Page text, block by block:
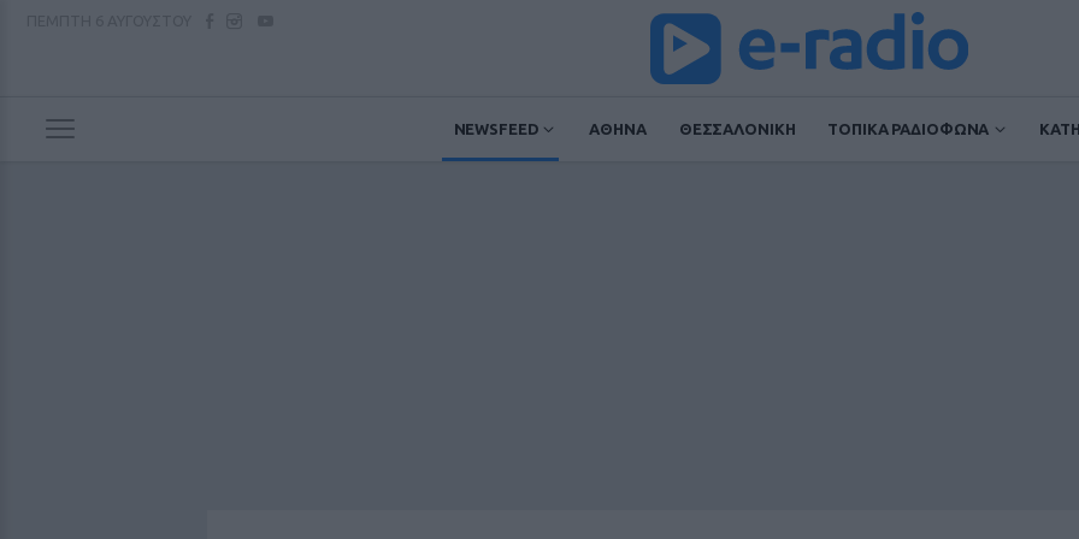
NEWSFEED ΑΘΗΝΑ ΘΕΣΣΑΛΟΝΙΚΗ ΤΟΠΙΚΑ ΡΑΔΙΟΦΩΝΑ